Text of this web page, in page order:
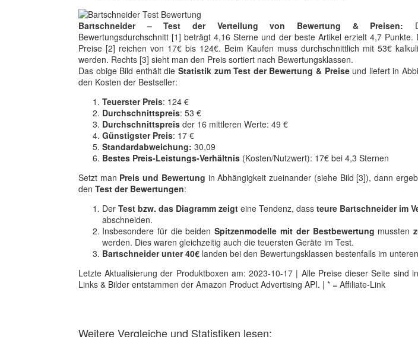
Bartschneider – Test der Verteilung von Bewertung & Preisen:
Bewertungsdurchschnitt [1] beträgt 4,16 Sterne und der beste Artikel erzielt 4,7 Punkte.
Preise [2] reichen von 17€ bis 124€. Beim Kaufen muss durchschnittlich mit 53€
werden. Rechts [3] sieht man den Preis sortiert nach Bewertungsklassen.
Das obige Bild enthält die Statistik zum Test der Bewertung & Preiseund liefert in
den Kosten der Bestseller:
Teuerster Preis: 124 €
Durchschnittspreis: 53 €
Durchschnittspreis der 16 mittleren Werte: 49 €
Günstigster Preis: 17 €
Standardabweichung: 30,09
Bestes Preis-Leistungs-Verhältnis (Kosten/Nutzwert): 17€ bei 4,3 Sternen
Setzt man Preis und Bewertung in Abhängigkeit zueinander (siehe Bild [3]), dann
den Test der Bewertungen:
Der Test bzw. das Diagramm zeigt eine Tendenz, dass teure Bartschneider im
abschneiden.
Insbesondere für die beidenSpitzenmodelle mit der Bestbewertung mussten
werden. Dies waren gleichzeitig auch die teuersten Geräte im Test.
Bartschneider unter 40€ landen bei den Bewertungsklassen bestenfalls im
Letzte Aktualisierung der Produktboxen am: 2023-10-17 | Alle Preise dieser Seite sind
Links & Bilder entstammen der Amazon Product Advertising API. | * = Affiliate-Link
Weitere Vergleiche und Statistiken lesen: